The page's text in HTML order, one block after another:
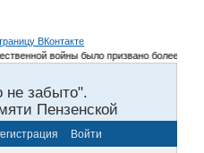
войны было призвано более 300
не забыто".
Пензенской
Войти